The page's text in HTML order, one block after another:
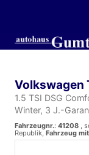
Volkswagen
1.5 TSI DSG
Winter, 3 J.-
Fahrzeugnr.: 41208 ,
Republik, Fahrzeug